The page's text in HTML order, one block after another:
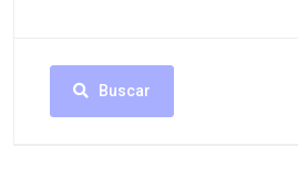
Buscar